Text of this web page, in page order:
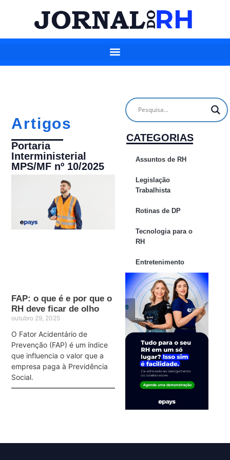
Artigos
Portaria
Interministerial
MPS/MF nº 10/2025
FAP: o que é e por que o
RH deve ficar de olho
outubro 29, 2025
O Fator Acidentário de
Prevenção (FAP) é um índice
que influencia o valor que a
empresa paga à Previdência
Social.
CATEGORIAS
Assuntos de RH
Legislação
Trabalhista
Rotinas de DP
Tecnologia para o
RH
Entretenimento